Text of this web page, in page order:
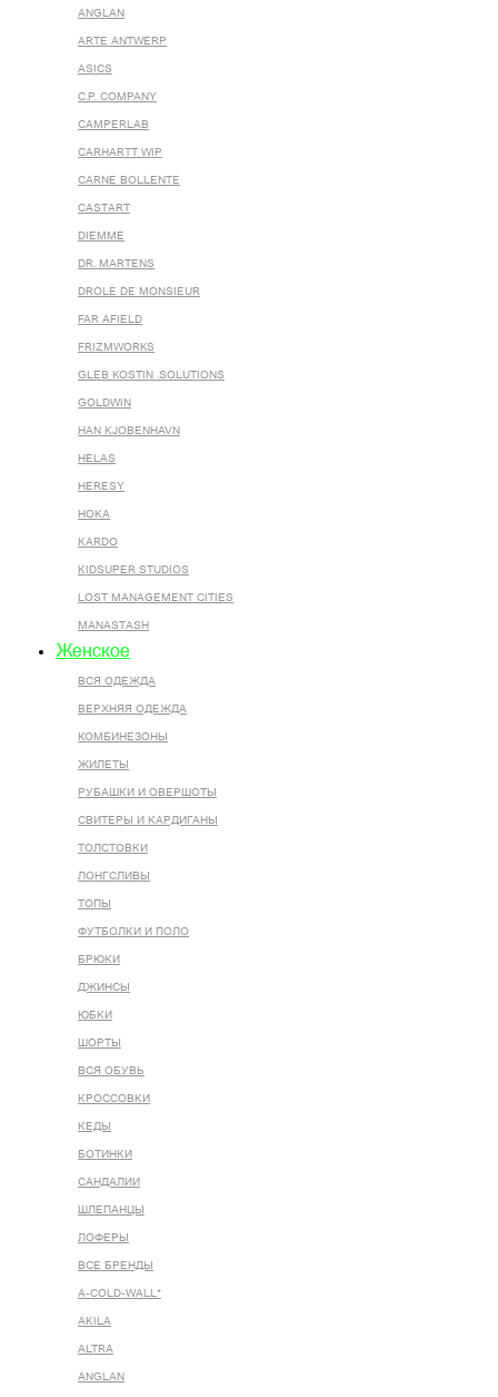
ANGLAN
ARTE ANTWERP
ASICS
C.P. COMPANY
CAMPERLAB
CARHARTT WIP
CARNE BOLLENTE
CASTART
DIEMME
DR. MARTENS
DROLE DE MONSIEUR
FAR AFIELD
FRIZMWORKS
GLEB KOSTIN .SOLUTIONS
GOLDWIN
HAN KJOBENHAVN
HELAS
HERESY
HOKA
KARDO
KIDSUPER STUDIOS
LOST MANAGEMENT CITIES
MANASTASH
Женское
ВСЯ ОДЕЖДА
ВЕРХНЯЯ ОДЕЖДА
КОМБИНЕЗОНЫ
ЖИЛЕТЫ
РУБАШКИ И ОВЕРШОТЫ
СВИТЕРЫ И КАРДИГАНЫ
ТОЛСТОВКИ
ЛОНГСЛИВЫ
ТОПЫ
ФУТБОЛКИ И ПОЛО
БРЮКИ
ДЖИНСЫ
ЮБКИ
ШОРТЫ
ВСЯ ОБУВЬ
КРОССОВКИ
КЕДЫ
БОТИНКИ
САНДАЛИИ
ШЛЕПАНЦЫ
ЛОФЕРЫ
ВСЕ БРЕНДЫ
A-COLD-WALL*
AKILA
ALTRA
ANGLAN